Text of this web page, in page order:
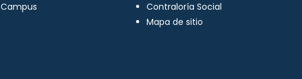
Campus
Contraloría Social
Mapa de sitio